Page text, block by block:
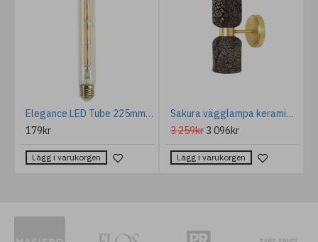
Elegance LED Tube 225mm Clear
179kr
Lägg i varukorgen
Sakura vägglampa keramik svart lera 29cm
3 259kr 3 096kr
Lägg i varukorgen